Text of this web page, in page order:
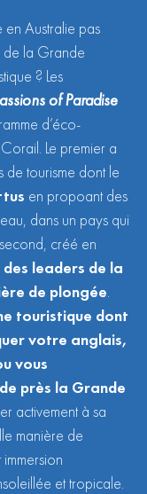
en Australie pas
de la Grande
? Les
of Paradise
d’éco-
Le premier a
tourisme dont le
en propoant des
dans un pays qui
second, créé en
des leaders de la
de plongée.
touristique dont
votre anglais,
vous
près la Grande
activement à sa
manière de
et tropicale.